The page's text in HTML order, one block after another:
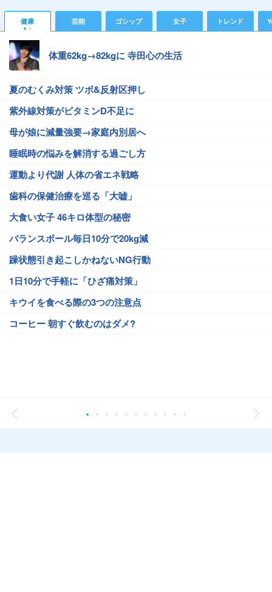
健康 芸能 ゴシップ 女子 トレンド
体重62kg→82kgに 寺田心の生活
夏のむくみ対策 ツボ&反射区押し
紫外線対策がビタミンD不足に
母が娘に減量強要→家庭内別居へ
睡眠時の悩みを解消する過ごし方
運動より代謝 人体の省エネ戦略
歯科の保健治療を巡る「大嘘」
大食い女子 46キロ体型の秘密
バランスボール毎日10分で20kg減
躁状態引き起こしかねないNG行動
1日10分で手軽に「ひざ痛対策」
キウイを食べる際の3つの注意点
コーヒー 朝すぐ飲むのはダメ?